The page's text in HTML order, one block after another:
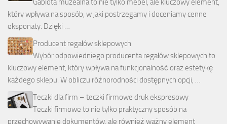
Gablota muzealna to nie tylko mebel, ale kluczowy element,
który wpływa na sposób, w jaki postrzegamy i doceniamy cenne
eksponaty. Dzięki …
Producent regałów sklepowych
Wybór odpowiedniego producenta regałów sklepowych to
kluczowy element, który wpływa na funkcjonalność oraz estetykę
każdego sklepu. W obliczu różnorodności dostępnych opcji, …
Teczki dla firm – teczki firmowe druk ekspresowy
Teczki firmowe to nie tylko praktyczny sposób na
przechowywanie dokumentów, ale również ważny element